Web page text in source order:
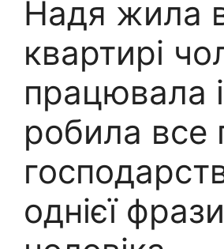
Надя жила
квартирі
працювала і
робила все
однієї фрази